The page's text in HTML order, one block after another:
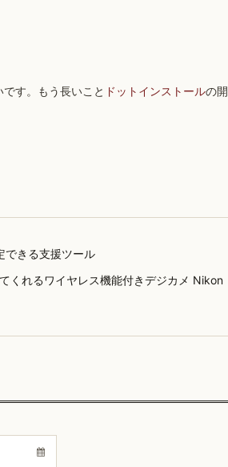
す。もう長いこと ドットインストールの開
できる支援ツール
くれるワイヤレス機能付きデジカメ Nikon